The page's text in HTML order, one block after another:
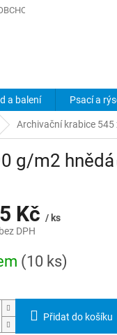
PODMÍNKY
a balení Psací a
Archivační krabice
g/m2 hnědá
Kč / ks
DPH
(10 ks)
Přidat do košíku